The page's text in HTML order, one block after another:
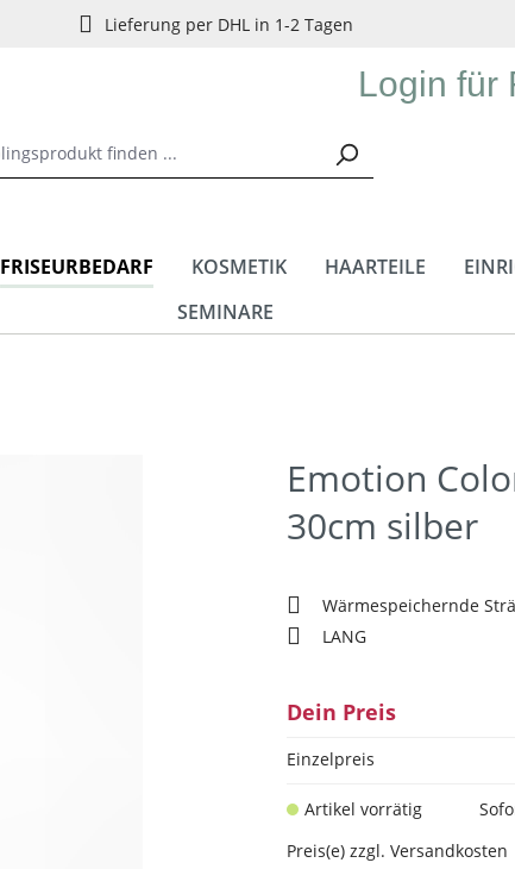
Lieferung per DHL in 1-2 Tagen
Login für
FRISEURBEDARF KOSMETIK HAARTEILE
SEMINARE
Emotion
30cm silber
Wärmespeichernde
LANG
Dein Preis
Einzelpreis
Artikel vorrätig
Preis(e) zzgl. Versandkosten